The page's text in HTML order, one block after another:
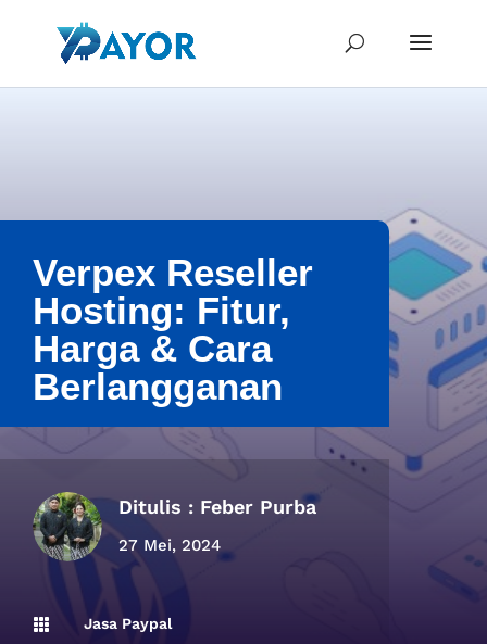
Verpex Reseller
Hosting: Fitur,
Harga & Cara
Berlangganan
Ditulis : Feber Purba
27 Mei, 2024
 Jasa Paypal